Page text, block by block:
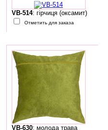
VB-514: гірчиця (оксамит)
Отметить для заказа
VB-630: молода трава